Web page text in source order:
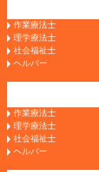
作業療法士
理学療法士
社会福祉士
ヘルパー
作業療法士
理学療法士
社会福祉士
ヘルパー